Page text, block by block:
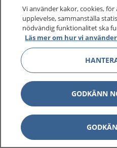
Vi använder kakor, cookies,
upplevelse, sammanställa
nödvändig funktionalitet ska
Läs mer om hur vi
GODKÄNN